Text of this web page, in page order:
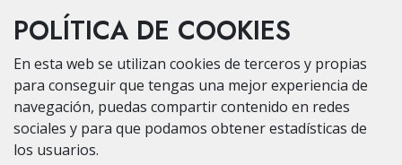
POLÍTICA DE COOKIES
En esta web se utilizan cookies de terceros y propias
para conseguir que tengas una mejor experiencia de
navegación, puedas compartir contenido en redes
sociales y para que podamos obtener estadísticas de
los usuarios.